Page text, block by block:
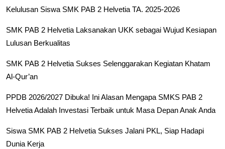
Kelulusan Siswa SMK PAB 2 Helvetia TA. 2025-2026
SMK PAB 2 Helvetia Laksanakan UKK sebagai Wujud Kesiapan
Lulusan Berkualitas
SMK PAB 2 Helvetia Sukses Selenggarakan Kegiatan Khatam
Al-Qur’an
PPDB 2026/2027 Dibuka! Ini Alasan Mengapa SMKS PAB 2
Helvetia Adalah Investasi Terbaik untuk Masa Depan Anak Anda
Siswa SMK PAB 2 Helvetia Sukses Jalani PKL, Siap Hadapi
Dunia Kerja